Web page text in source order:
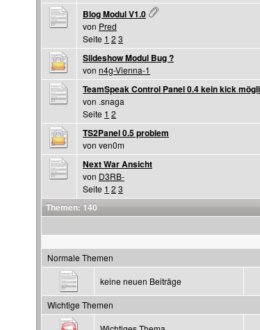
Blog Modul V1.0
von Pred
Seite 1 2 3
Slideshow Modul Bug ?
von n4g-Vienna-1
TeamSpeak Control Panel 0.4 kein kick
von .snaga
Seite 1 2
TS2Panel 0.5 problem
von ven0m
Next War Ansicht
von D3RB-
Seite 1 2 3
Themen: 140
Normale Themen
keine neuen Beiträge
Wichtige Themen